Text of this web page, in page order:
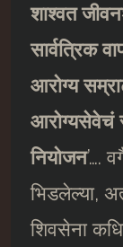
शाश्वत
सार्वत्रिक
आरोग्य
आरोग्यसेवेचं
नियोजन’….
भिडलेल्या,
शिवसेना